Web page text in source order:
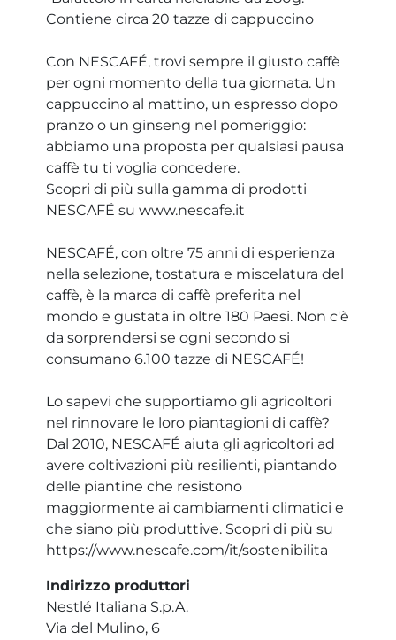
Contiene circa 20 tazze di cappuccino
Con NESCAFÉ, trovi sempre il giusto caffè
per ogni momento della tua giornata. Un
cappuccino al mattino, un espresso dopo
pranzo o un ginseng nel pomeriggio:
abbiamo una proposta per qualsiasi pausa
caffè tu ti voglia concedere.
Scopri di più sulla gamma di prodotti
NESCAFÉ su www.nescafe.it
NESCAFÉ, con oltre 75 anni di esperienza
nella selezione, tostatura e miscelatura del
caffè, è la marca di caffè preferita nel
mondo e gustata in oltre 180 Paesi. Non c'è
da sorprendersi se ogni secondo si
consumano 6.100 tazze di NESCAFÉ!
Lo sapevi che supportiamo gli agricoltori
nel rinnovare le loro piantagioni di caffè?
Dal 2010, NESCAFÉ aiuta gli agricoltori ad
avere coltivazioni più resilienti, piantando
delle piantine che resistono
maggiormente ai cambiamenti climatici e
che siano più produttive. Scopri di più su
https://www.nescafe.com/it/sostenibilita
Indirizzo produttori
Nestlé Italiana S.p.A.
Via del Mulino, 6